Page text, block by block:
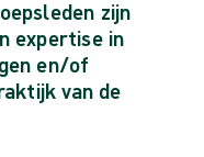
zijn
expertise in
en/of
van de